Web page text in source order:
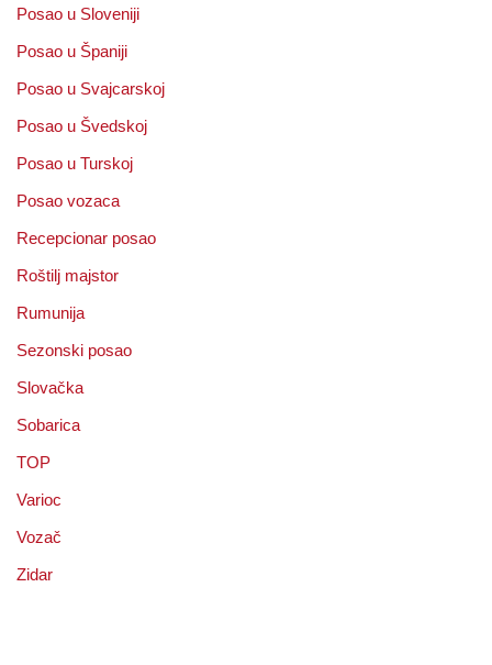
Posao u Sloveniji
Posao u Španiji
Posao u Svajcarskoj
Posao u Švedskoj
Posao u Turskoj
Posao vozaca
Recepcionar posao
Roštilj majstor
Rumunija
Sezonski posao
Slovačka
Sobarica
TOP
Varioc
Vozač
Zidar